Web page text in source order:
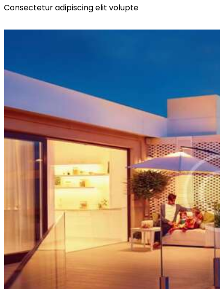
Consectetur adipiscing elit volupte